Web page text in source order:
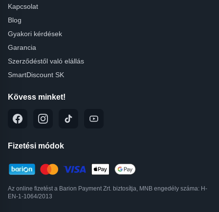
Kapcsolat
Blog
Gyakori kérdések
Garancia
Szerződéstől való elállás
SmartDiscount SK
Kövess minket!
Fizetési módok
Az online fizetést a Barion Payment Zrt. biztosítja, MNB engedély száma: H-
EN-1-1064/2013